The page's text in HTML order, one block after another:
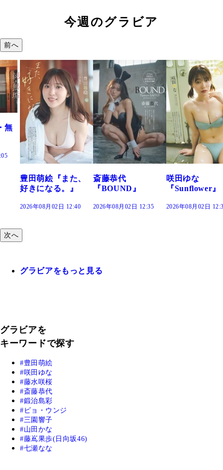
今週のグラビア
前へ
豊田萌絵『また、
好きになる。』
2026年08月02日 12:40
斎藤恭代
『BOUND』
2026年08月02日 12:35
咲田ゆな
『Sunflower』
2026年08月02日
無
次へ
グラビアをもっと見る
グラビアを
キーワードで探す
豊田萌絵
咲田ゆな
藤水咲桜
斎藤恭代
鍛治島彩
ピョ・ウンジ
三園響子
山田かな
藤嶌果歩(日向坂46)
七瀬なな